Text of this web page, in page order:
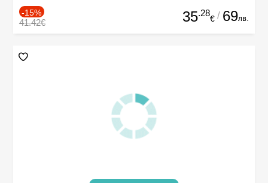
-15%
41.42€ 35.28
€ / 69лв.